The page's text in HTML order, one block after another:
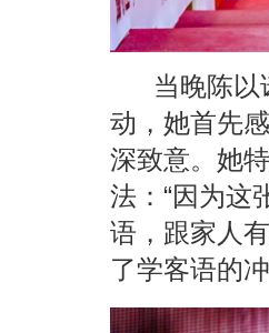
当晚陈以
动，她首先
深致意。她
法：“因为这
语，跟家人
了学客语的